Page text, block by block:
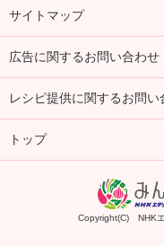
サイトマップ
広告に関するお問い合わせ
レシピ提供に関するお問い
トップ
Copyright(C) NHK